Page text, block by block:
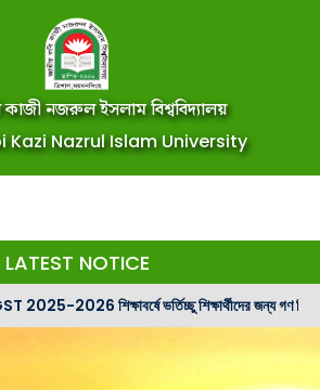
নজরুল ইসলাম বিশ্ববিদ্যালয়
Kazi Nazrul Islam University
LATEST NOTICE
শিক্ষাবর্ষে ভর্তিচ্ছু শিক্ষার্থীদের জন্য গণ বিজ্ঞপ্তি